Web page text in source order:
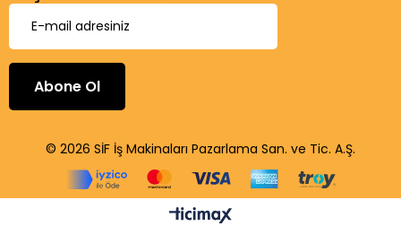
Abone Ol
© 2026 SİF İş Makinaları Pazarlama San. ve Tic. A.Ş.